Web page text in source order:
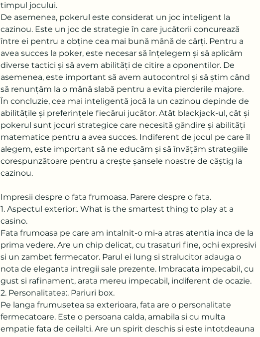
timpul jocului.
De asemenea, pokerul este considerat un joc inteligent la
cazinou. Este un joc de strategie în care jucătorii concurează
între ei pentru a obține cea mai bună mână de cărți. Pentru a
avea succes la poker, este necesar să înțelegem și să aplicăm
diverse tactici și să avem abilități de citire a oponentilor. De
asemenea, este important să avem autocontrol și să știm când
să renunțăm la o mână slabă pentru a evita pierderile majore.
În concluzie, cea mai inteligentă jocă la un cazinou depinde de
abilitățile și preferințele fiecărui jucător. Atât blackjack-ul, cât și
pokerul sunt jocuri strategice care necesită gândire și abilități
matematice pentru a avea succes. Indiferent de jocul pe care îl
alegem, este important să ne educăm și să învățăm strategiile
corespunzătoare pentru a crește șansele noastre de câștig la
cazinou.
Impresii despre o fata frumoasa. Parere despre o fata.
1. Aspectul exterior:. What is the smartest thing to play at a
casino.
Fata frumoasa pe care am intalnit-o mi-a atras atentia inca de la
prima vedere. Are un chip delicat, cu trasaturi fine, ochi expresivi
si un zambet fermecator. Parul ei lung si stralucitor adauga o
nota de eleganta intregii sale prezente. Imbracata impecabil, cu
gust si rafinament, arata mereu impecabil, indiferent de ocazie.
2. Personalitatea:. Pariuri box.
Pe langa frumusetea sa exterioara, fata are o personalitate
fermecatoare. Este o persoana calda, amabila si cu multa
empatie fata de ceilalti. Are un spirit deschis si este intotdeauna